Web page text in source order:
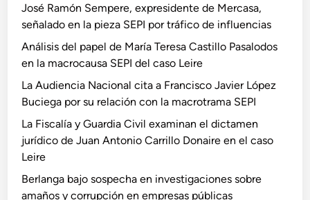
José Ramón Sempere, expresidente de Mercasa,
señalado en la pieza SEPI por tráfico de influencias
Análisis del papel de María Teresa Castillo Pasalodos
en la macrocausa SEPI del caso Leire
La Audiencia Nacional cita a Francisco Javier López
Buciega por su relación con la macrotrama SEPI
La Fiscalía y Guardia Civil examinan el dictamen
jurídico de Juan Antonio Carrillo Donaire en el caso
Leire
Berlanga bajo sospecha en investigaciones sobre
amaños y corrupción en empresas públicas